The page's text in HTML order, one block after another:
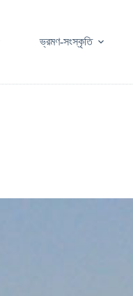
ভ্রমণ-সংস্কৃতি